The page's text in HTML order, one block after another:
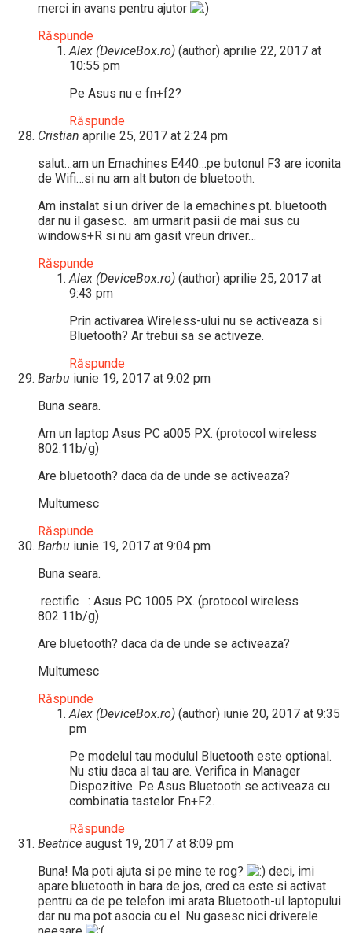
merci in avans pentru ajutor
Răspunde
Alex (DeviceBox.ro) (author) aprilie 22, 2017 at
10:55 pm
Pe Asus nu e fn+f2?
Răspunde
Cristian aprilie 25, 2017 at 2:24 pm
salut…am un Emachines E440…pe butonul F3 are iconita
de Wifi…si nu am alt buton de bluetooth.
Am instalat si un driver de la emachines pt. bluetooth
dar nu il gasesc. am urmarit pasii de mai sus cu
windows+R si nu am gasit vreun driver…
Răspunde
Alex (DeviceBox.ro) (author) aprilie 25, 2017 at
9:43 pm
Prin activarea Wireless-ului nu se activeaza si
Bluetooth? Ar trebui sa se activeze.
Răspunde
Barbu iunie 19, 2017 at 9:02 pm
Buna seara.
Am un laptop Asus PC a005 PX. (protocol wireless
802.11b/g)
Are bluetooth? daca da de unde se activeaza?
Multumesc
Răspunde
Barbu iunie 19, 2017 at 9:04 pm
Buna seara.
rectific : Asus PC 1005 PX. (protocol wireless
802.11b/g)
Are bluetooth? daca da de unde se activeaza?
Multumesc
Răspunde
Alex (DeviceBox.ro) (author) iunie 20, 2017 at 9:35
pm
Pe modelul tau modulul Bluetooth este optional.
Nu stiu daca al tau are. Verifica in Manager
Dispozitive. Pe Asus Bluetooth se activeaza cu
combinatia tastelor Fn+F2.
Răspunde
Beatrice august 19, 2017 at 8:09 pm
Buna! Ma poti ajuta si pe mine te rog?
deci, imi
apare bluetooth in bara de jos, cred ca este si activat
pentru ca de pe telefon imi arata Bluetooth-ul laptopului
dar nu ma pot asocia cu el. Nu gasesc nici driverele